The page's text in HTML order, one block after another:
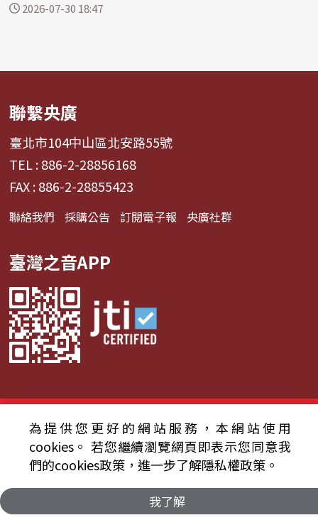
2026-07-30 18:47
聯繫央廣
臺北市104中山區北安路55號
TEL : 886-2-28856168
FAX : 886-2-28855423
聯絡我們 採購公告 訂閱電子報 央廣社群
臺灣之音APP
© 2024財團法人中央廣播電臺 版權所有
資通安全政策聲明
服務條款 隱私權條款
為提供您更好的網站服務，本網站使用
cookies。 若您繼續瀏覽網頁即表示您同意我
們的cookies政策，進一步了解隱私權政策。
我了解